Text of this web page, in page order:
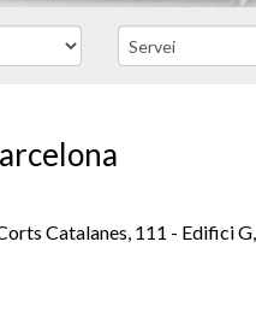
Catalanes, 111 - Edifici